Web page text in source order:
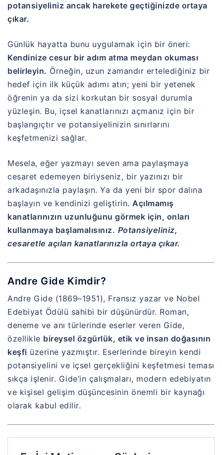
potansiyeliniz ancak harekete geçtiğinizde ortaya
çıkar.
Günlük hayatta bunu uygulamak için bir öneri:
Kendinize cesur bir adım atma meydan okuması
belirleyin. Örneğin, uzun zamandır ertelediğiniz bir
hedef için ilk küçük adımı atın; yeni bir yetenek
öğrenin ya da sizi korkutan bir sosyal durumla
yüzleşin. Bu, içsel kanatlarınızı açmanız için bir
başlangıçtır ve potansiyelinizin sınırlarını
keşfetmenizi sağlar.
Mesela, eğer yazmayı seven ama paylaşmaya
cesaret edemeyen biriyseniz, bir yazınızı bir
arkadaşınızla paylaşın. Ya da yeni bir spor dalına
başlayın ve kendinizi geliştirin. Açılmamış
kanatlarınızın uzunluğunu görmek için, onları
kullanmaya başlamalısınız. Potansiyeliniz,
cesaretle açılan kanatlarınızla ortaya çıkar.
Andre Gide Kimdir?
Andre Gide (1869–1951), Fransız yazar ve Nobel
Edebiyat Ödülü sahibi bir düşünürdür. Roman,
deneme ve anı türlerinde eserler veren Gide,
özellikle bireysel özgürlük, etik ve insan doğasının
keşfi üzerine yazmıştır. Eserlerinde bireyin kendi
potansiyelini ve içsel gerçekliğini keşfetmesi teması
sıkça işlenir. Gide’in çalışmaları, modern edebiyatın
ve kişisel gelişim düşüncesinin önemli bir kaynağı
olarak kabul edilir.